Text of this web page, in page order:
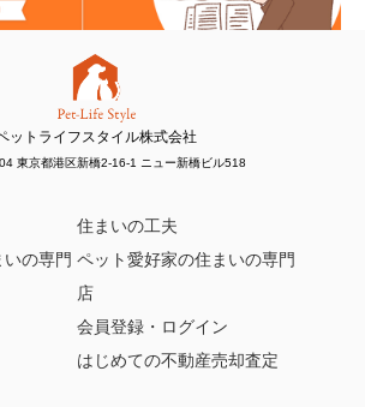
ットライフスタイル株式会社
東京都港区新橋2-16-1 ニュー新橋ビル518
住まいの工夫
の専門 ペット愛好家の住まいの専門
店
会員登録・ログイン
はじめての不動産売却査定